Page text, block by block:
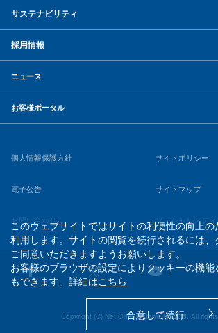
このウェブサイトではサイトの利便性の向上
利用します。サイトの閲覧を続行されるには
ご同意いただきますようお願いします。
お客様のブラウザの設定によりクッキーの機能
もできます。詳細はこちら
合意して続行
サステナビリティ
採用情報
ニュース
お客様ポータル
個人情報保護方針 サイトポリシー
電子公告 サイトマップ
お問い合わせ ソーシャルメディ
Copyright (C) Net One Systems Co.,Ltd. All rights